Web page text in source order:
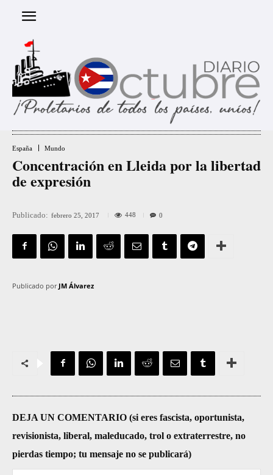
España Mundo
Concentración en Lleida por la libertad
de expresión
Publicado: febrero 25, 2017 448 0
Publicado por JM Álvarez
DEJA UN COMENTARIO (si eres fascista, oportunista,
revisionista, liberal, maleducado, trol o extraterrestre, no
pierdas tiempo; tu mensaje no se publicará)